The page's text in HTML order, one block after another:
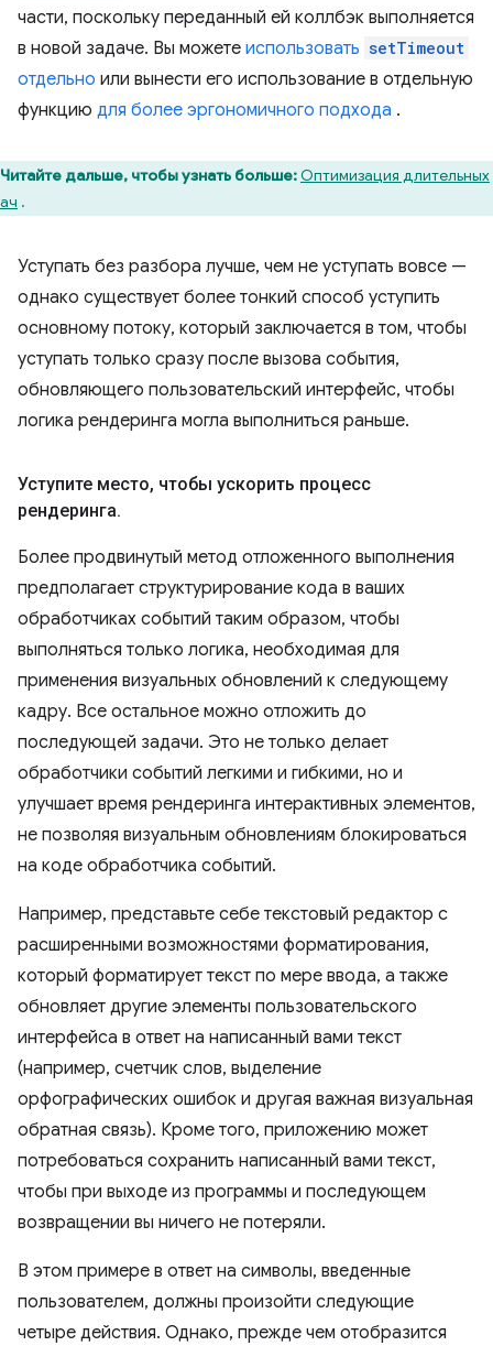
части, поскольку переданный ей коллбэк выполняется
в новой задаче. Вы можете использовать setTimeout
отдельно или вынести его использование в отдельную
функцию для более эргономичного подхода .
Читайте дальше, чтобы узнать больше:Оптимизация длительных
.
Уступать без разбора лучше, чем не уступать вовсе —
однако существует более тонкий способ уступить
основному потоку, который заключается в том, чтобы
уступать только сразу после вызова события,
обновляющего пользовательский интерфейс, чтобы
логика рендеринга могла выполниться раньше.
Уступите место, чтобы ускорить процесс
рендеринга.
Более продвинутый метод отложенного выполнения
предполагает структурирование кода в ваших
обработчиках событий таким образом, чтобы
выполняться только логика, необходимая для
применения визуальных обновлений к следующему
кадру. Все остальное можно отложить до
последующей задачи. Это не только делает
обработчики событий легкими и гибкими, но и
улучшает время рендеринга интерактивных элементов,
не позволяя визуальным обновлениям блокироваться
на коде обработчика событий.
Например, представьте себе текстовый редактор с
расширенными возможностями форматирования,
который форматирует текст по мере ввода, а также
обновляет другие элементы пользовательского
интерфейса в ответ на написанный вами текст
(например, счетчик слов, выделение
орфографических ошибок и другая важная визуальная
обратная связь). Кроме того, приложению может
потребоваться сохранить написанный вами текст,
чтобы при выходе из программы и последующем
возвращении вы ничего не потеряли.
В этом примере в ответ на символы, введенные
пользователем, должны произойти следующие
четыре действия. Однако, прежде чем отобразится